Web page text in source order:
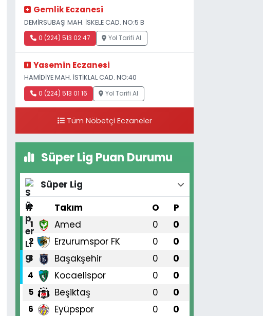
Gemlik Eczanesi
DEMİRSUBAŞI MAH. İSKELE CAD. NO:5 B
0 (224) 513 02 47 Yol Tarifi Al
Yasemin Eczanesi
HAMİDİYE MAH. İSTİKLAL CAD. NO:40
0 (224) 513 01 16 Yol Tarifi Al
Tüm Nöbetçi Eczaneler
Süper Lig Puan Durumu
Süper Lig
#
Takım O P
1 Amed 0 0
2 Erzurumspor FK 0 0
3 Başakşehir 0 0
4 Kocaelispor 0 0
5 Beşiktaş 0 0
6 Eyüpspor 0 0